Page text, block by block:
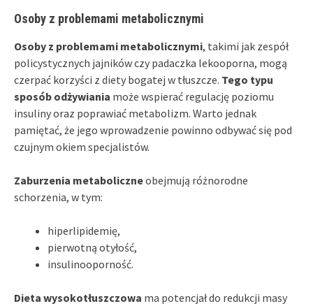
Osoby z problemami metabolicznymi
Osoby z problemami metabolicznymi, takimi jak zespół
policystycznych jajników czy padaczka lekooporna, mogą
czerpać korzyści z diety bogatej w tłuszcze. Tego typu
sposób odżywiania może wspierać regulację poziomu
insuliny oraz poprawiać metabolizm. Warto jednak
pamiętać, że jego wprowadzenie powinno odbywać się pod
czujnym okiem specjalistów.
Zaburzenia metaboliczneobejmują różnorodne
schorzenia, w tym:
hiperlipidemię,
pierwotną otyłość,
insulinooporność.
Dieta wysokotłuszczowa ma potencjał do redukcji masy